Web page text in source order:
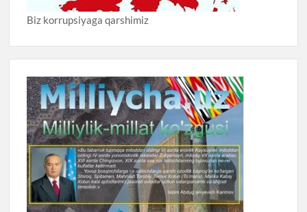
Biz korrupsiyaga qarshimiz